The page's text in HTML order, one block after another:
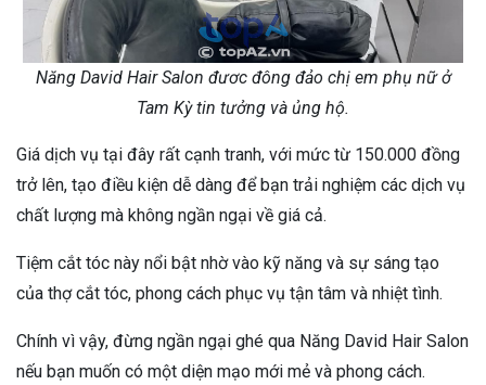
Năng David Hair Salon đươc đông đảo chị em phụ nữ ở
Tam Kỳ tin tưởng và ủng hộ.
Giá dịch vụ tại đây rất cạnh tranh, với mức từ 150.000 đồng
trở lên, tạo điều kiện dễ dàng để bạn trải nghiệm các dịch vụ
chất lượng mà không ngần ngại về giá cả.
Tiệm cắt tóc này nổi bật nhờ vào kỹ năng và sự sáng tạo
của thợ cắt tóc, phong cách phục vụ tận tâm và nhiệt tình.
Chính vì vậy, đừng ngần ngại ghé qua Năng David Hair Salon
nếu bạn muốn có một diện mạo mới mẻ và phong cách.